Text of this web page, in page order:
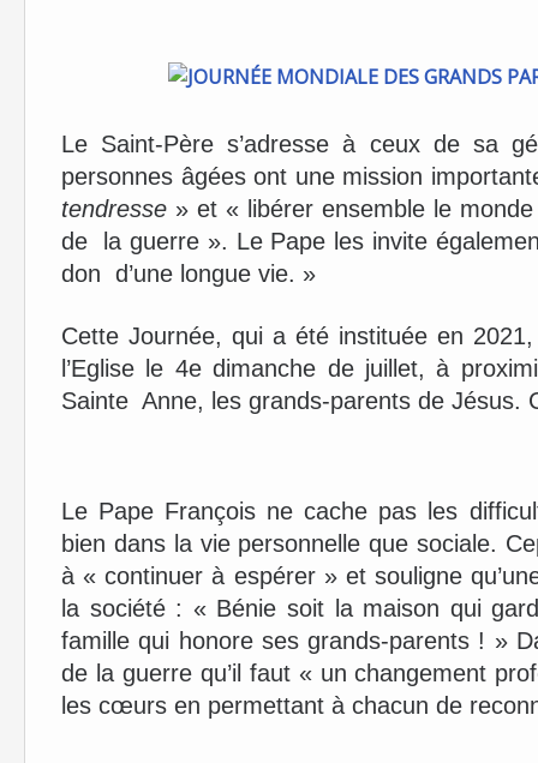
Le Saint-Père s’adresse à ceux de sa
personnes âgées ont une mission
tendresse » et « libérer ensemble le
de la guerre ». Le Pape les invite
don d’une longue vie. »
Cette Journée, qui a été instituée en
l’Eglise le 4e dimanche de juillet, à
Sainte Anne, les grands-parents de Jésus.
Le Pape François ne cache pas les
bien dans la vie personnelle que sociale.
à « continuer à espérer » et souligne
la société : « Bénie soit la maison qui
famille qui honore ses grands-parents ! »
de la guerre qu’il faut « un changement
les cœurs en permettant à chacun de